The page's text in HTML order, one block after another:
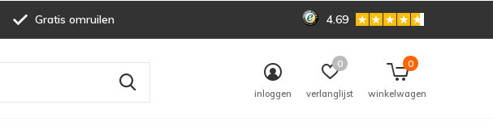
inloggen verlanglijst
0
winkelwagen
0
Gratis omruilen 4.69